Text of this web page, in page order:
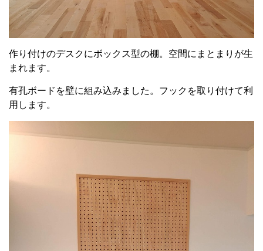
作り付けのデスクにボックス型の棚。空間にまとまりが生
まれます。
有孔ボードを壁に組み込みました。フックを取り付けて利
用します。